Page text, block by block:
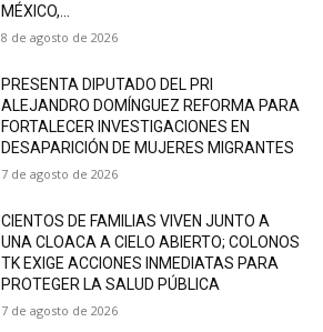
MÉXICO,...
8 de agosto de 2026
PRESENTA DIPUTADO DEL PRI
ALEJANDRO DOMÍNGUEZ REFORMA PARA
FORTALECER INVESTIGACIONES EN
DESAPARICIÓN DE MUJERES MIGRANTES
7 de agosto de 2026
CIENTOS DE FAMILIAS VIVEN JUNTO A
UNA CLOACA A CIELO ABIERTO; COLONOS
TK EXIGE ACCIONES INMEDIATAS PARA
PROTEGER LA SALUD PÚBLICA
7 de agosto de 2026